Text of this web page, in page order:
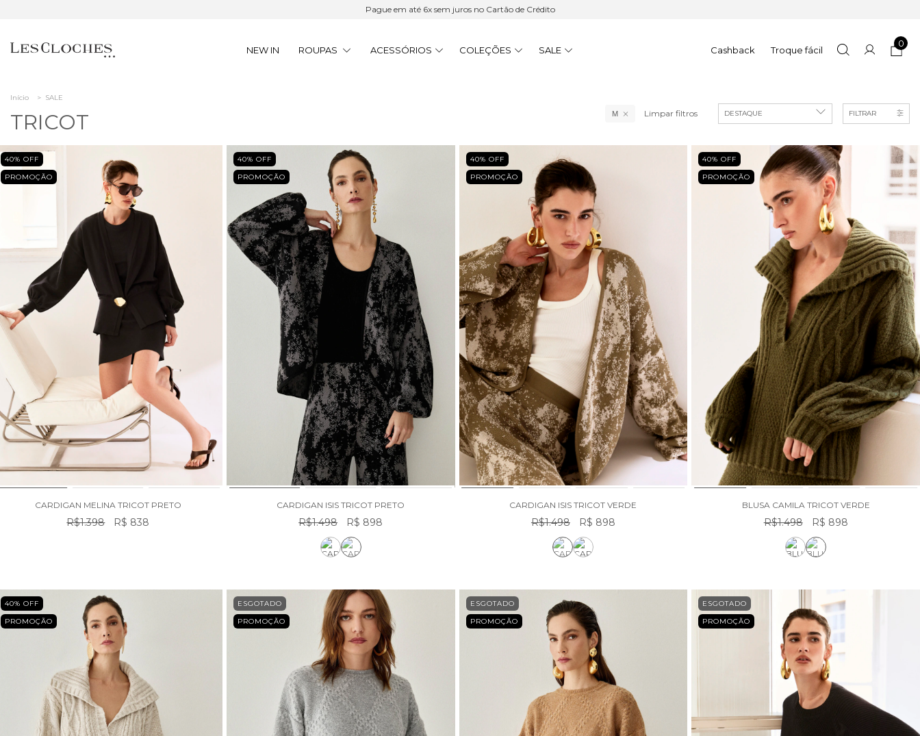
15% Cashback | 6x sem juros | Frete Grátis acima de R$ 900
NEW IN ROUPAS ACESSÓRIOS COLEÇÕES SALE Cashback Troque fácil
0
Início > SALE
TRICOT M Limpar filtros FILTRAR
40% OFF
PROMOÇÃO
CARDIGAN MELINA TRICOT PRETO
R$1.398 R$ 838
40% OFF
PROMOÇÃO
CARDIGAN ISIS TRICOT PRETO
R$1.498 R$ 898
40% OFF
PROMOÇÃO
CARDIGAN ISIS TRICOT VERDE
R$1.498 R$ 898
40% OFF
PROMOÇÃO
BLUSA CAMILA TRICOT VERDE
R$1.498 R$ 898
40% OFF
PROMOÇÃO
ESGOTADO
PROMOÇÃO
ESGOTADO
PROMOÇÃO
ESGOTADO
PROMOÇÃO